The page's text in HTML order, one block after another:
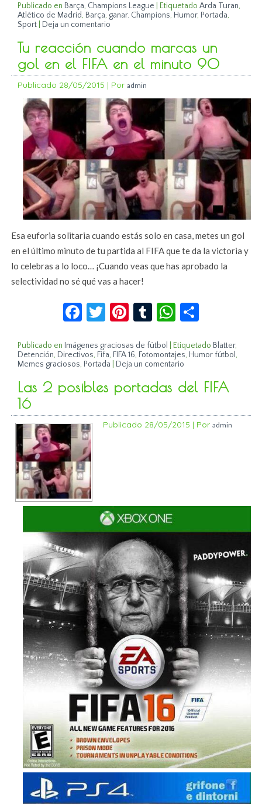
Publicado en Barça, Champions League Etiquetado Arda Turan,
Atlético de Madrid, Barça, ganar. Champions, Humor, Portada,
Sport
Deja un comentario
Tu reacción cuando marcas un
gol en el FIFA en el minuto 90
Publicado 28/05/2015 | Por admin
Esa euforia solitaria cuando estás solo en casa, metes un gol
en el último minuto de tu partida al FIFA que te da la victoria y
lo celebras a lo loco… ¡Cuando veas que has aprobado la
selectividad no sé qué vas a hacer!
Facebook
Twitter
Pinterest
TumblrWhatsApp
Publicado en Imágenes graciosas de fútbol Etiquetado Blatter,
Detención, Directivos, Fifa, FIFA 16, Fotomontajes, Humor fútbol,
Memes graciosos, Portada Deja un comentario
Las 2 posibles portadas del FIFA
16
Publicado 28/05/2015 | Por admin